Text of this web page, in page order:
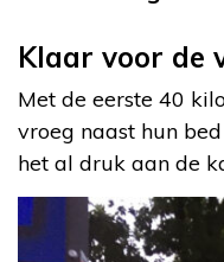
Klaar voor de
Met de eerste 40
vroeg naast hun
het al druk aan de